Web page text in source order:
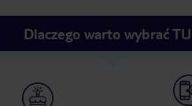
Dlaczego warto wybrać